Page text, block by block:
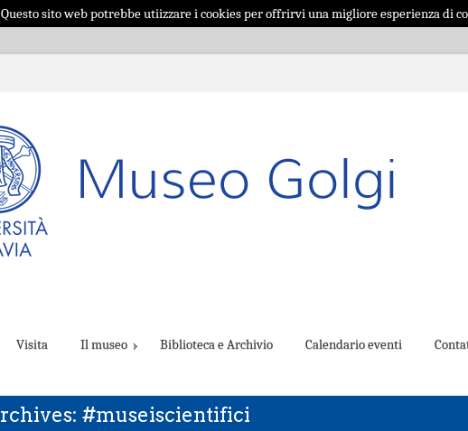
Questo sito web potrebbe utiizzare i cookies per offrirvi una migliore esperienza di
Visita Il museo Biblioteca e Archivio Calendario eventi
#museiscientifici